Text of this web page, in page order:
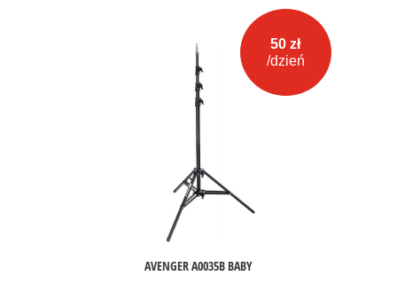
50 zł
/dzień
AVENGER A0035B BABY